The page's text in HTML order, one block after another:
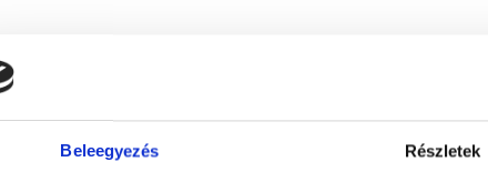
Beleegyezés Részletek